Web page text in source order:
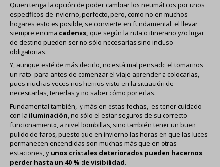
Quien tenga la opción de poder cambiar los neumáticos por unos
específicos de invierno, perfecto, pero, como no en muchos
hogares esto es posible, se convierte en fundamental el llevar
siempre encima cadenas, que según la ruta o itinerario y/o lugar
de destino pueden ser no sólo necesarias sino incluso
obligatorias.
Y, aunque esté de más decirlo, no está mal pensado el tomarnos
un rato para antes de comenzar el viaje aprender a colocarlas,
pues muchas veces nos hemos visto en la situación de
necesitarlas, tenerlas y no saber cómo ponerlas.
Fundamental también, y más en estas fechas, es tener cuidado
con la iluminación, no sólo el estar seguros de su correcto
funcionamiento, a nivel bombillas, sino también tener un buen
pulido de faros, puesto que en invierno las horas en que las luces
permanecen encendidas son muchas más que en otras
estaciones, y unos cristales deteriorados pueden hacernos
perder hasta un 40 % de visibilidad.